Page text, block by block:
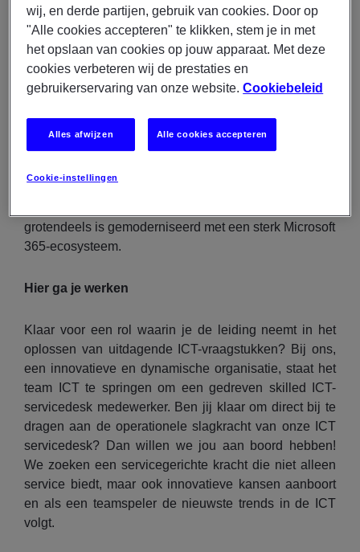
Dit ga je doen
Jij komt terecht in een boeiend IT-landschap waar je
als onderdeel van team ICT samenwerkt om
uitdagingen aan te pakken voor ons volledige
de verbindende schakel tussen eindgebruikers,
collega's en leveranciers. Je tackelt binnenkomende
grotendeels is gemoderniseerd met een sterk Microsoft
365-ecosysteem.
Hier ga je werken
Klaar voor een rol waarin je de leiding neemt in het
oplossen van uitdagende ICT-vraagstukken? Bij ons,
een innovatieve en dynamische organisatie, staat het
team ICT te springen om een gedreven skilled ICT-
servicedesk medewerker. Ben jij klaar om direct bij te
dragen aan de operationele slagkracht van onze ICT
servicedesk? Dan willen we jou aan boord hebben!
We zoeken een servicegerichte kracht die niet alleen
service biedt, maar ook innovatieve kansen aanboort
en als een teamspeler de nieuwste trends in de ICT
volgt.
wij, en derde partijen, gebruik van cookies. Door op
"Alle cookies accepteren" te klikken, stem je in met
het opslaan van cookies op jouw apparaat. Met deze
cookies verbeteren wij de prestaties en
gebruikerservaring van onze website.Cookiebeleid
Cookie-instellingen
Alles afwijzen Alle cookies accepteren